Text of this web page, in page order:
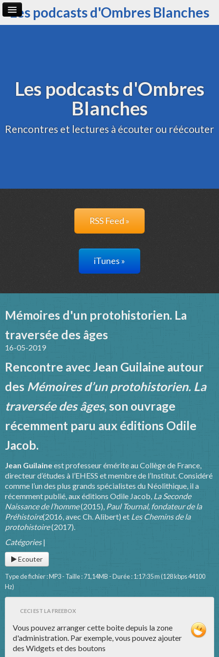
Les podcasts d'Ombres Blanches
Les podcasts d'Ombres
Blanches
Rencontres et lectures à écouter ou réécouter
RSS Feed »
iTunes »
Mémoires d'un protohistorien. La
traversée des âges
16-05-2019
Rencontre avec Jean Guilaine autour
des Mémoires d’un protohistorien. La
traversée des âges, son ouvrage
récemment paru aux éditions Odile
Jacob.
Jean Guilaineest professeur émérite au Collège de France,
directeur d’études à l’EHESS et membre de l’Institut. Considéré
comme l’un des plus grands spécialistes du Néolithique, il a
récemment publié, aux éditions Odile Jacob, La Seconde
Naissance de l’homme(2015), Paul Tournal, fondateur de la
Préhistoire(2016, avec Ch. Alibert) et Les Chemins de la
protohistoire(2017).
Catégories|
Ecouter
Type de fichier : MP3 - Taille : 71,14MB - Durée : 1:17:35 m (128 kbps 44100
Hz)
CECI EST LA FREEBOX
Vous pouvez arranger cette boite depuis la zone
d'administration. Par exemple, vous pouvez ajouter
des Widgets et des boutons